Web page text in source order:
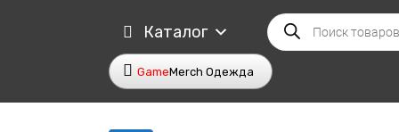
Каталог
Поиск
товаров
GameMerch Одежда